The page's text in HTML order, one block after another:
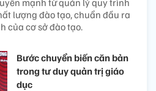
lượng đào tạo, chuẩn đầu ra
của cơ sở đào tạo.
Bước chuyển biến căn bản
trong tư duy quản trị giáo
dục